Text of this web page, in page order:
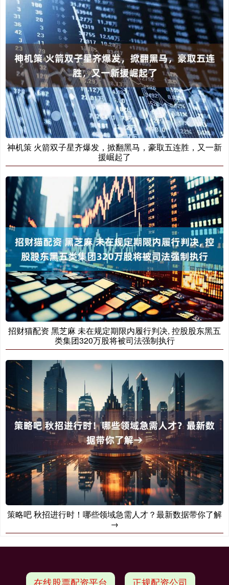
神机策 火箭双子星齐爆发，掀翻黑马，豪取五连胜，又一新
援崛起了
招财猫配资 黑芝麻 未在规定期限内履行判决, 控股股东黑五
类集团320万股将被司法强制执行
策略吧 秋招进行时！哪些领域急需人才？最新数据带你了解
→
在线股票配资平台 正规配资公司